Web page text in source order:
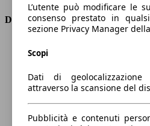
Dimensioni
Larghezza
Passo
L’utente può modificare le
consenso prestato in
sezione Privacy Manager
Scopi
Dati di
attraverso la scansione del
Pubblicità e contenuti